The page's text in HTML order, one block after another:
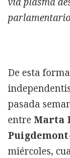
De esta
pasada
entre Marta
Puigdemont
miércoles,